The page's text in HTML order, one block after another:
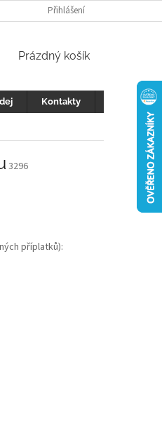
REKLAMACE
Přihlášení
NÁKUPNÍ
Prázdný košík
Kontakty
3296
příplatků):